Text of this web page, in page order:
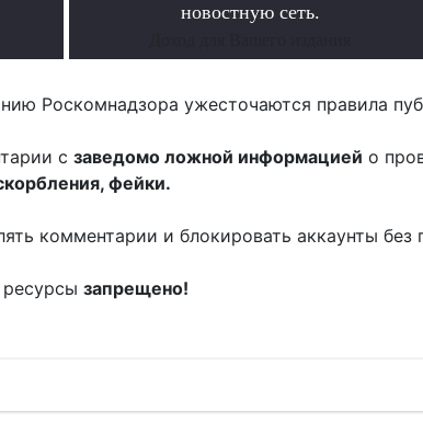
новостную сеть.
Роскомнадзора ужесточаются правила
с заведомо ложной информацией о
фейки.
комментарии и блокировать аккаунты без
запрещено!